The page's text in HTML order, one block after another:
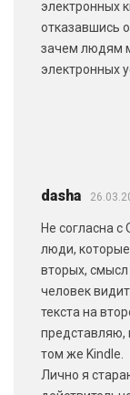
электронных
отказавшись
зачем людям
электронных
dasha
Не согласна с
люди,
вторых, смысл
человек
текста на
представляю,
том же Kindle.
Лично я